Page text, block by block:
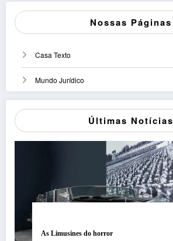
Nossas Páginas
Casa Texto
Mundo Jurídico
Últimas Notícias
As Limusines do horror